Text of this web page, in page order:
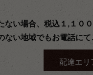
ない場合、税込１,１０
ない地域でもお電話にて
配達エリ